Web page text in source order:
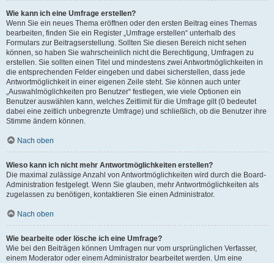
Wie kann ich eine Umfrage erstellen?
Wenn Sie ein neues Thema eröffnen oder den ersten Beitrag eines Themas
bearbeiten, finden Sie ein Register „Umfrage erstellen“ unterhalb des
Formulars zur Beitragserstellung. Sollten Sie diesen Bereich nicht sehen
können, so haben Sie wahrscheinlich nicht die Berechtigung, Umfragen zu
erstellen. Sie sollten einen Titel und mindestens zwei Antwortmöglichkeiten in
die entsprechenden Felder eingeben und dabei sicherstellen, dass jede
Antwortmöglichkeit in einer eigenen Zeile steht. Sie können auch unter
„Auswahlmöglichkeiten pro Benutzer“ festlegen, wie viele Optionen ein
Benutzer auswählen kann, welches Zeitlimit für die Umfrage gilt (0 bedeutet
dabei eine zeitlich unbegrenzte Umfrage) und schließlich, ob die Benutzer ihre
Stimme ändern können.
Nach oben
Wieso kann ich nicht mehr Antwortmöglichkeiten erstellen?
Die maximal zulässige Anzahl von Antwortmöglichkeiten wird durch die Board-
Administration festgelegt. Wenn Sie glauben, mehr Antwortmöglichkeiten als
zugelassen zu benötigen, kontaktieren Sie einen Administrator.
Nach oben
Wie bearbeite oder lösche ich eine Umfrage?
Wie bei den Beiträgen können Umfragen nur vom ursprünglichen Verfasser,
einem Moderator oder einem Administrator bearbeitet werden. Um eine